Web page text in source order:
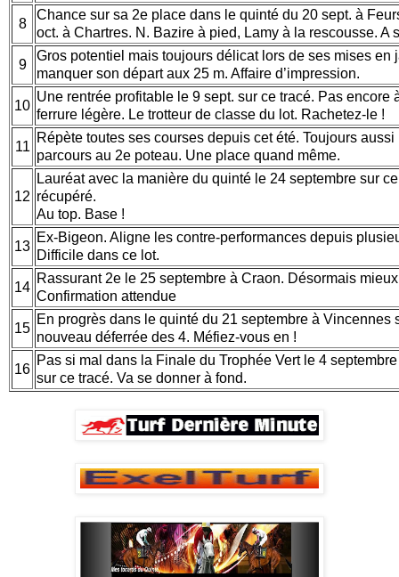
8
Chance sur sa 2e place dans le quinté du 20 sept. à
oct. à Chartres. N. Bazire à pied, Lamy à la rescousse. A
9
Gros potentiel mais toujours délicat lors de ses mises en
manquer son départ aux 25 m. Affaire d’impression.
10
Une rentrée profitable le 9 sept. sur ce tracé. Pas encore
ferrure légère. Le trotteur de classe du lot. Rachetez-le !
11
Répète toutes ses courses depuis cet été. Toujours
parcours au 2e poteau. Une place quand même.
12
Lauréat avec la manière du quinté le 24 septembre sur
récupéré.
Au top. Base !
13
Ex-Bigeon. Aligne les contre-performances depuis
Difficile dans ce lot.
14
Rassurant 2e le 25 septembre à Craon. Désormais
Confirmation attendue
15
En progrès dans le quinté du 21 septembre à Vincennes
nouveau déferrée des 4. Méfiez-vous en !
16
Pas si mal dans la Finale du Trophée Vert le 4
sur ce tracé. Va se donner à fond.